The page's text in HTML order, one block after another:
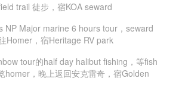
trail 徒步，宿KOA seward
NP Major marine 6 hours tour，seward
Homer，宿Heritage RV park
tour的half day halibut fishing，等fish
homer，晚上返回安克雷奇，宿Golden